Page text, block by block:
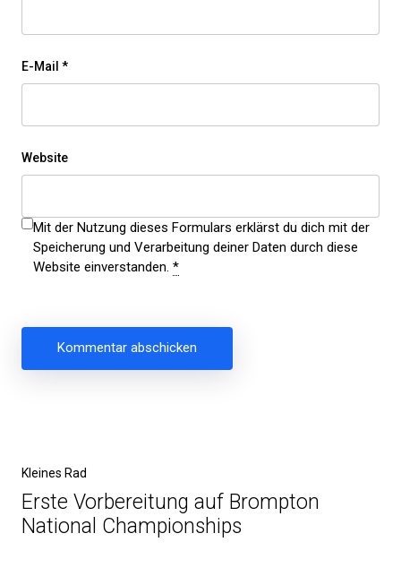
E-Mail *
Website
Mit der Nutzung dieses Formulars erklärst du dich mit der
Speicherung und Verarbeitung deiner Daten durch diese
Website einverstanden. *
Vorheriger
Beitrag
Kleines Rad
Erste Vorbereitung auf Brompton
National Championships